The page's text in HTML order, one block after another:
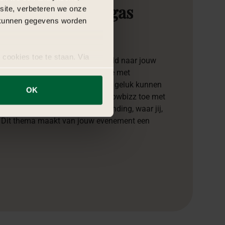
verbeteren we onze
gegevens worden
cookies toe te staan. Via
OK
happens in
Vegas
beroemdste gokstad ter wereld naar jouw
Creëer een luxe ambiance met
casinotafels waar gasten hun geluk kunnen
roulette. Voeg een vleugje showbizz toe met
avond vol amusement en opwinding, waar jij,
thema maakt van jouw evenement een